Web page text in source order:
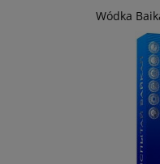
Wódka